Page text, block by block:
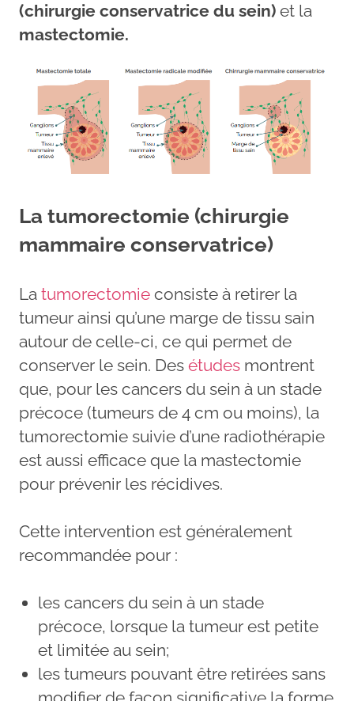
(chirurgie conservatrice du sein) et la
mastectomie.
La tumorectomie (chirurgie
mammaire conservatrice)
La tumorectomie consiste à retirer la
tumeur ainsi qu’une marge de tissu sain
autour de celle-ci, ce qui permet de
conserver le sein. Des études montrent
que, pour les cancers du sein à un stade
précoce (tumeurs de 4 cm ou moins), la
tumorectomie suivie d’une radiothérapie
est aussi efficace que la mastectomie
pour prévenir les récidives.
Cette intervention est généralement
recommandée pour :
les cancers du sein à un stade
précoce, lorsque la tumeur est petite
et limitée au sein;
les tumeurs pouvant être retirées sans